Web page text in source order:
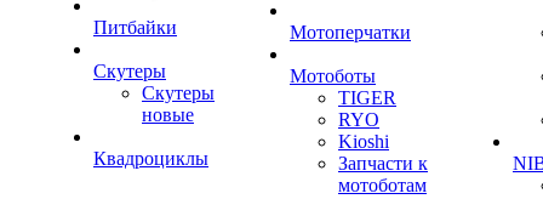
Питбайки
Скутеры
Скутеры
новые
Квадроциклы
Мотоперчатки
Мотоботы
TIGER
RYO
Kioshi
Запчасти к
мотоботам